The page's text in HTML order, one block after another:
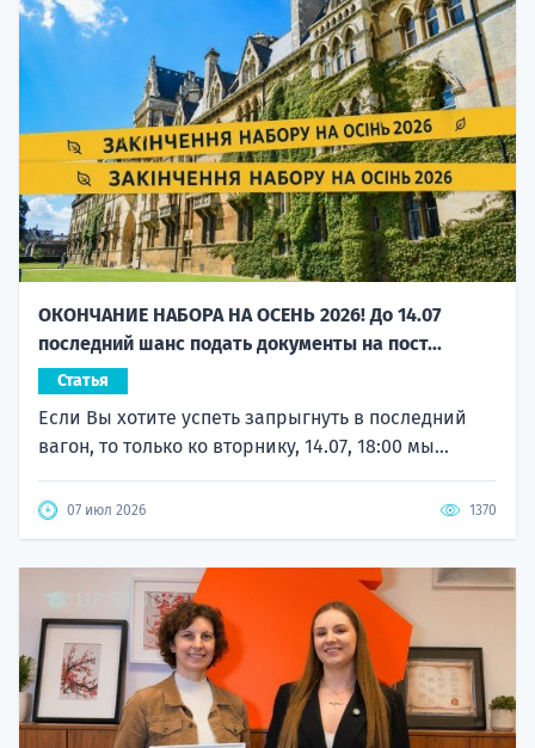
ОКОНЧАНИЕ НАБОРА НА ОСЕНЬ 2026! До 14.07
последний шанс подать документы на пост...
Статья
Если Вы хотите успеть запрыгнуть в последний
вагон, то только ко вторнику, 14.07, 18:00 мы...
07 июл 2026 1370